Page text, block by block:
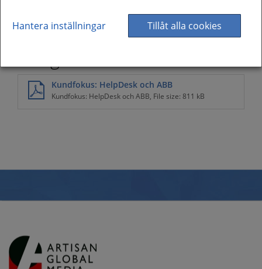
File size: 1717 kB
Kundfokus: HelpDesk och ABB
Kundfokus: HelpDesk och ABB, File size: 811 kB
Hantera inställningar Tillåt alla cookies